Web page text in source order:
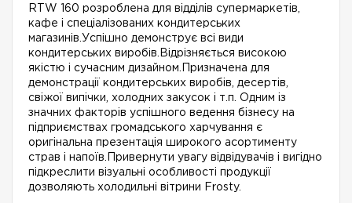
RTW 160 розроблена для відділів супермаркетів,
кафе і спеціалізованих кондитерських
магазинів.Успішно демонструє всі види
кондитерських виробів.Відрізняється високою
якістю і сучасним дизайном.Призначена для
демонстрації кондитерських виробів, десертів,
свіжої випічки, холодних закусок і т.п.
Одним із
значних факторів успішного ведення бізнесу на
підприємствах громадського харчування є
оригінальна презентація широкого асортименту
страв і напоїв.Привернути увагу відвідувачів і вигідно
підкреслити візуальні особливості продукції
дозволяють холодильні вітрини Frosty.